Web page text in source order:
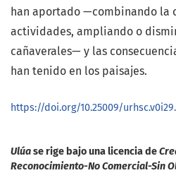
han aportado —combinando la
actividades, ampliando o
cañaverales— y las
han tenido en los paisajes.
https://doi.org/10.25009/
Ulúase rige bajo una licencia de
Reconocimiento-No Comercial-Sin